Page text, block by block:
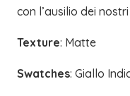
con l’ausilio dei
Texture: Matte
Swatches: Giallo